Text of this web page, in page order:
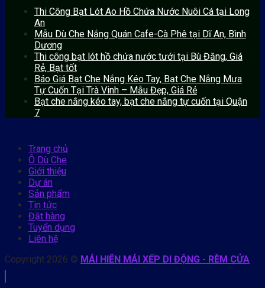
Thi Công Bạt Lót Ao Hồ Chứa Nước Nuôi Cá tại Long
An
Mẫu Dù Che Nắng Quán Cafe-Cà Phê tại Dĩ An, Bình
Dương
Thi công bạt lót hồ chứa nước tưới tại Bù Đăng, Giá
Rẻ, Bạt tốt
Báo Giá Bạt Che Nắng Kéo Tay, Bạt Che Nắng Mưa
Tự Cuốn Tại Trà Vinh – Mẫu Đẹp, Giá Rẻ
Bạt che nắng kéo tay, bạt che nắng tự cuốn tại Quận
7
Trang chủ
Ô Dù Che
Giới thiệu
Dự án
Sản phẩm
Tin tức
Đặt hàng
Tuyển dụng
Liên hệ
Copyright 2026 © MÁI HIÊN MÁI XẾP DI ĐỘNG - RÈM CỬA